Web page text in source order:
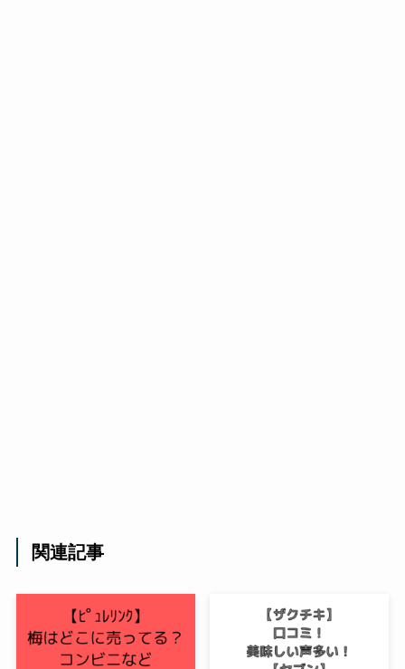
関連記事